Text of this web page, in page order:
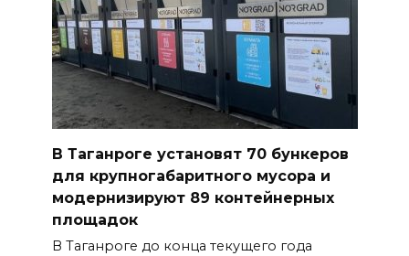
В Таганроге установят 70 бункеров
для крупногабаритного мусора и
модернизируют 89 контейнерных
площадок
В Таганроге до конца текущего года